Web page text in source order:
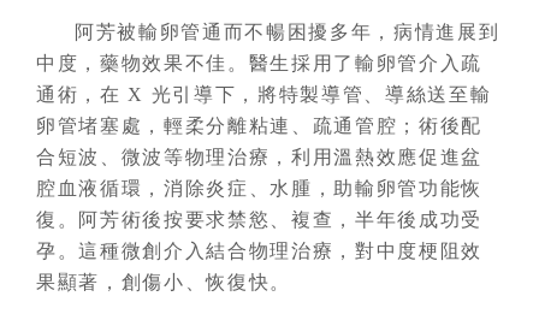
阿芳被輸卵管通而不暢困擾多年，病情進展到
中度，藥物效果不佳。醫生採用了輸卵管介入疏
通術，在 X 光引導下，將特製導管、導絲送至輸
卵管堵塞處，輕柔分離粘連、疏通管腔；術後配
合短波、微波等物理治療，利用溫熱效應促進盆
腔血液循環，消除炎症、水腫，助輸卵管功能恢
復。阿芳術後按要求禁慾、複查，半年後成功受
孕。這種微創介入結合物理治療，對中度梗阻效
果顯著，創傷小、恢復快。